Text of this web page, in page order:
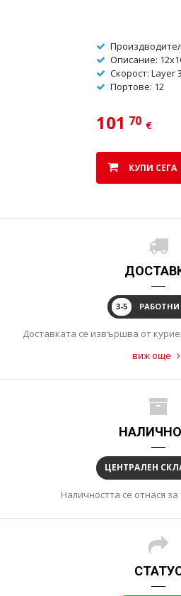
Oписание:
Скорост: Layer 3
Портове: 12
10170 €
КУПИ СЕГА
3-5
Доставката се извършва от
виж още
ЦЕНТРАЛЕН
Наличността се отнася